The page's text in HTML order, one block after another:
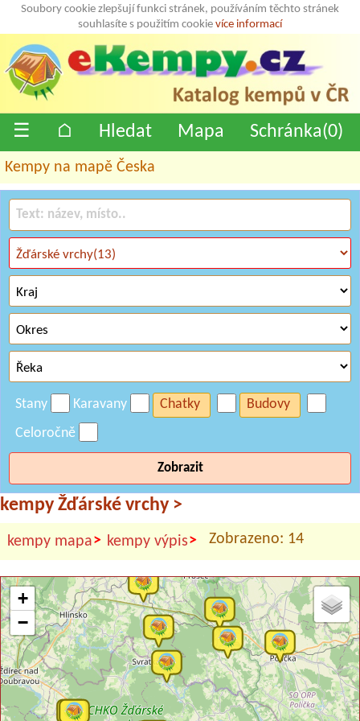
Soubory cookie zlepšují funkci stránek, používáním těchto stránek
souhlasíte s použitím cookie více informací
☰ ⌂ Hledat Mapa Schránka(0)
Kempy na mapě Česka
Stany Karavany Chatky
Budovy
Celoročně
Zobrazit
kempy Žďárské vrchy >
kempy mapa> kempy výpis> Zobrazeno: 14
+
−